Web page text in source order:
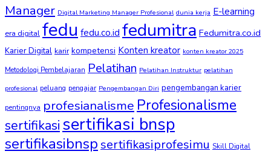
Manager Digital Marketing Manager Profesional dunia kerja E-learning
era digital fedu fedu.co.id fedumitra Fedumitra.co.id
Karier Digital karir kompetensi Konten kreator konten kreator 2025
Metodologi Pembelajaran Pelatihan Pelatihan Instruktur pelatihan
profesional peluang pengajar Pengembangan Diri pengembangan karier
pentingnya profesianalisme Profesionalisme
sertifikasi sertifikasi bnsp
sertifikasibnsp sertifikasiprofesimu Skill Digital